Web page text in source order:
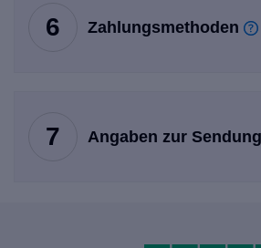
6 Zahlungsmethoden
7 Angaben zur Sendung